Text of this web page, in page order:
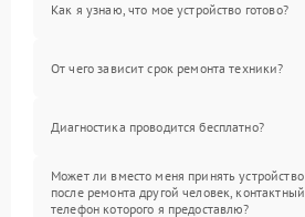
Как я узнаю, что мое устройство готово?
От чего зависит срок ремонта техники?
Диагностика проводится бесплатно?
Может ли вместо меня принять устройство
после ремонта другой человек, контактный
телефон которого я предоставлю?